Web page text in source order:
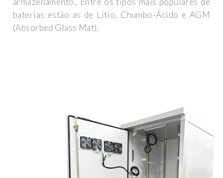
baterias estão as de Lítio, Chumbo-Ácido e AGM
(Absorbed Glass Mat).